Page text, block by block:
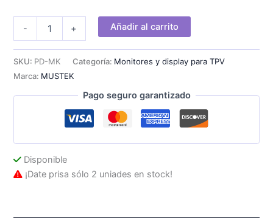
-
MK5,MK6
+ Añadir al carrito
SKU: PD-MK Categoría: Monitores y display para TPV
Marca: MUSTEK
Pago seguro garantizado
Disponible
¡Date prisa sólo 2 uniades en stock!